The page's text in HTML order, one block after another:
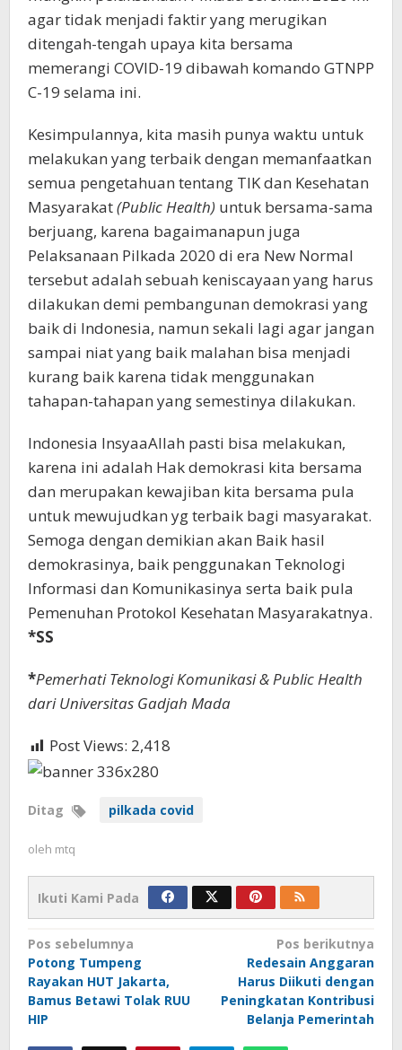
agar tidak menjadi faktir yang merugikan
ditengah-tengah upaya kita bersama
memerangi COVID-19 dibawah komando GTNPP
C-19 selama ini.
Kesimpulannya, kita masih punya waktu untuk
melakukan yang terbaik dengan memanfaatkan
semua pengetahuan tentang TIK dan Kesehatan
Masyarakat(Public Health) untuk bersama-sama
berjuang, karena bagaimanapun juga
Pelaksanaan Pilkada 2020 di era New Normal
tersebut adalah sebuah keniscayaan yang harus
dilakukan demi pembangunan demokrasi yang
baik di Indonesia, namun sekali lagi agar jangan
sampai niat yang baik malahan bisa menjadi
kurang baik karena tidak menggunakan
tahapan-tahapan yang semestinya dilakukan.
Indonesia InsyaaAllah pasti bisa melakukan,
karena ini adalah Hak demokrasi kita bersama
dan merupakan kewajiban kita bersama pula
untuk mewujudkan yg terbaik bagi masyarakat.
Semoga dengan demikian akan Baik hasil
demokrasinya, baik penggunakan Teknologi
Informasi dan Komunikasinya serta baik pula
Pemenuhan Protokol Kesehatan Masyarakatnya.
*SS
*Pemerhati Teknologi Komunikasi & Public Health
dari Universitas Gadjah Mada
Post Views: 2,418
Ditag pilkada covid
oleh mtq
Ikuti Kami Pada
Navigasi
pos
Pos sebelumnya
Potong Tumpeng
Rayakan HUT Jakarta,
Bamus Betawi Tolak RUU
HIP
Pos berikutnya
Redesain Anggaran
Harus Diikuti dengan
Peningkatan Kontribusi
Belanja Pemerintah